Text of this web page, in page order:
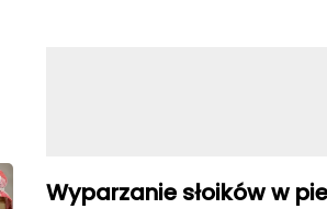
Wyparzanie słoików w